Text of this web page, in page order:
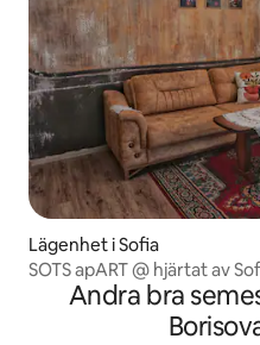
Lägenhet i Sofia
SOTS apART @ hjärtat av
Andra bra